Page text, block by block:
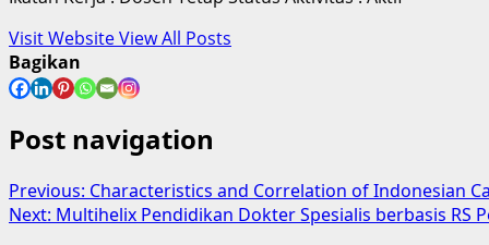
Visit WebsiteView All Posts
Bagikan
Post navigation
Previous: Characteristics and Correlation of Indonesian
Next: Multihelix Pendidikan Dokter Spesialis berbasis RS